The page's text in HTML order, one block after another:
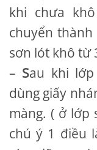
khi chưa
chuyển
sơn lót khô từ
– Sau khi
dùng giấy
màng. ( ở lớp
chú ý 1 điều